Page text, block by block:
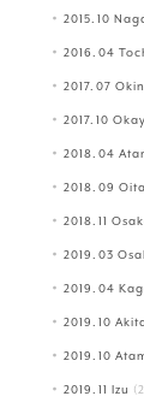
2015.10
2016.04
2017.07
2017.10
2018.04
2018.09 Oita
2018.11
2019.03
2019.04
2019.10
2019.10
2019.11 Izu